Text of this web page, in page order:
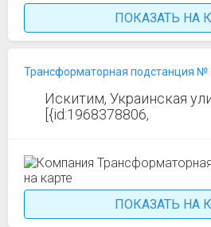
ПОКАЗАТЬ НА
Трансформаторная подстанция №
Искитим, Украинская
[{id:1968378806,
ПОКАЗАТЬ НА